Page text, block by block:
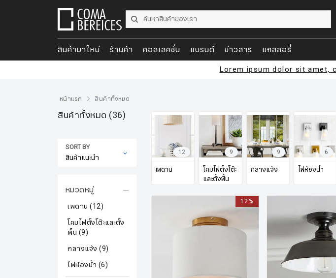
สินค้ามาใหม่ ร้านค้า คอลเลคชั่น แบรนด์ ข่าวสาร แกลลอรี่
Lorem ipsum dolor sit amet,
หน้าแรก สินค้าทั้งหมด
สินค้าทั้งหมด (36)
SORT BY
หมวดหมู่
เพดาน (12)
โคมไฟตั้งโต๊ะและตั้ง
พื้น (9)
กลางแจ้ง (9)
ไฟห้องน้ำ (6)
12
เพดาน
9
โคมไฟตั้งโต๊ะ
และตั้งพื้น
9
กลางแจ้ง
6
ไฟห้องน้ำ
12%